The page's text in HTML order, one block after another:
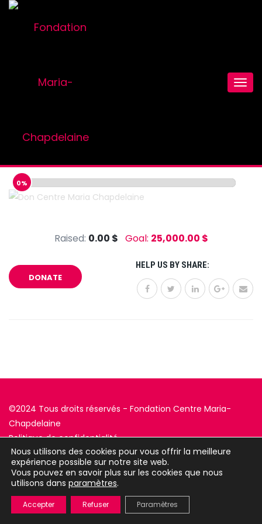
Fondation Centre Maria-
0%
Raised: 0.00 $ Goal: 25,000.00 $
DONATE
HELP US BY SHARE:
©2024 Tous droits réservés - Fondation Centre Maria-
Chapdelaine
Politique de confidentialité
Conception
Nous utilisons des cookies pour vous offrir la meilleure
expérience possible sur notre site web.
Vous pouvez en savoir plus sur les cookies que nous
utilisons dans paramètres.
Accepter Refuser Paramètres